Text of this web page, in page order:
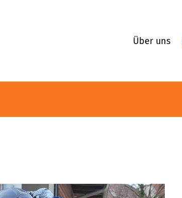
Über uns